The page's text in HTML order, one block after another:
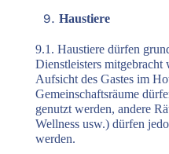
Haustiere
9.1. Haustiere dürfen
Dienstleisters mitgebracht
Aufsicht des Gastes im
Gemeinschaftsräume
genutzt werden, andere
Wellness usw.) dürfen
werden.